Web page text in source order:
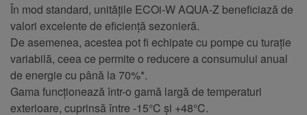
În mod standard, unitățile ECOi-W AQUA-Z beneficiază de
valori excelente de eficiență sezonieră.
De asemenea, acestea pot fi echipate cu pompe cu turație
variabilă, ceea ce permite o reducere a consumului anual
de energie cu până la 70%*.
Gama funcționează într-o gamă largă de temperaturi
exterioare, cuprinsă între -15°C și +48°C.